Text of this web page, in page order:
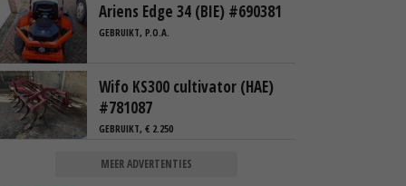
Ariens Edge 34 (BIE) #690381
GEBRUIKT, P.O.A.
Wifo KS300 cultivator (HAE)
#781087
GEBRUIKT, € 2.250
MEER ADVERTENTIES